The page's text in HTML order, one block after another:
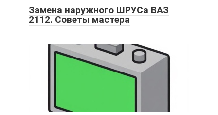
Замена наружного ШРУСа ВАЗ
2112. Советы мастера